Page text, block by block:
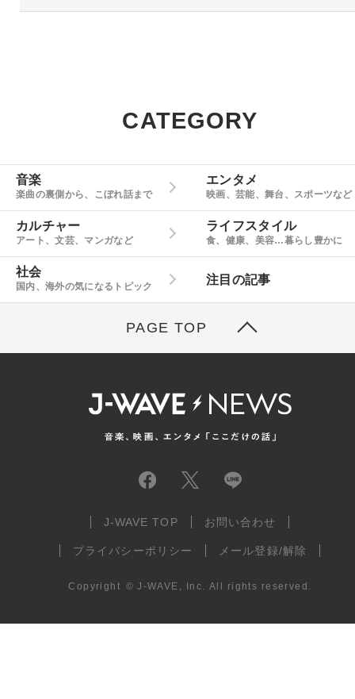
CATEGORY
音楽
楽曲の裏側から、こぼれ話まで
エンタメ
映画、芸能、舞台、スポーツなど
カルチャー
アート、文芸、マンガなど
ライフスタイル
食、健康、美容…暮らし豊かに
社会
国内、海外の気になるトピック
注目の記事
PAGE TOP
J-WAVE TOP お問い合わせ
プライバシーポリシー メール登録/解除
Copyright © J-WAVE, Inc. All rights reserved.